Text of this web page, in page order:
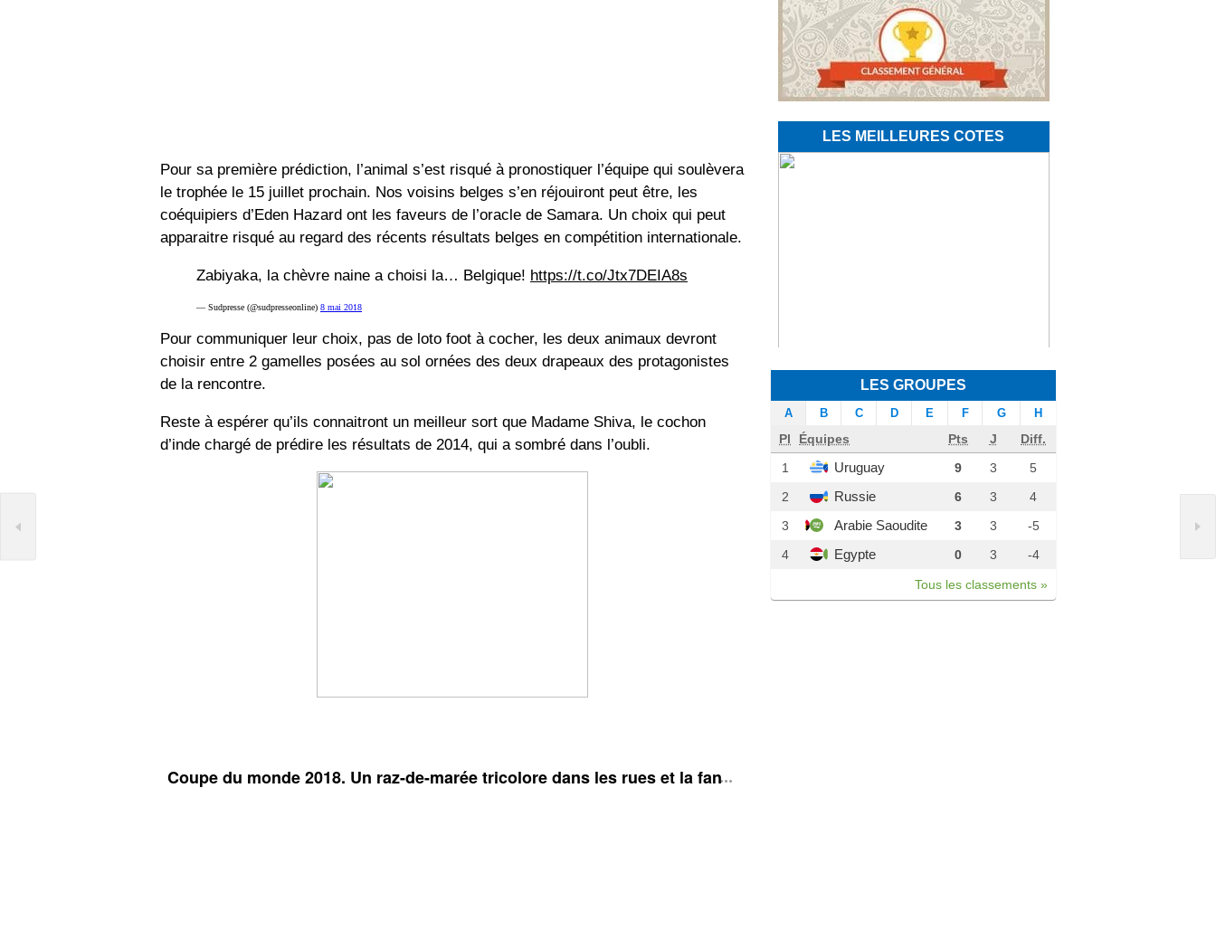
Pour sa première prédiction, l’animal s’est risqué à pronostiquer l’équipe qui soulèvera
le trophée le 15 juillet prochain. Nos voisins belges s’en réjouiront peut être, les
coéquipiers d’Eden Hazard ont les faveurs de l’oracle de Samara. Un choix qui peut
apparaitre risqué au regard des récents résultats belges en compétition internationale.
Zabiyaka, la chèvre naine a choisi la… Belgique! https://t.co/Jtx7DEIA8s
— Sudpresse (@sudpresseonline) 8 mai 2018
Pour communiquer leur choix, pas de loto foot à cocher, les deux animaux devront
choisir entre 2 gamelles posées au sol ornées des deux drapeaux des protagonistes
de la rencontre.
Reste à espérer qu’ils connaitront un meilleur sort que Madame Shiva, le cochon
d’inde chargé de prédire les résultats de 2014, qui a sombré dans l’oubli.
Coupe du monde 2018. Un raz-de-marée tricolore dans les rues et la fan zone
LES MEILLEURES COTES
LES GROUPES
A B C D E F G H
Pl Équipes Pts J
Diff.
1
Uruguay 9 3
5
2
Russie 6 3
4
3
Arabie Saoudite 3 3
-5
4
Egypte 0 3 -4
Tous les classements »